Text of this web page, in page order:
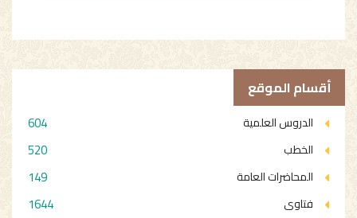
أقسام الموقع
الدروس العلمية 604
الخطب 520
المحاضرات العامة 149
فتاوى 1644